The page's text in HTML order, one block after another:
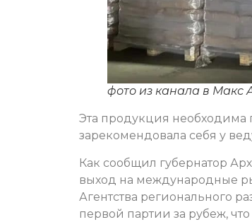
фото из канала в Макс
Эта продукция необходима
зарекомендовала себя у
Как сообщил губернатор
выход на международные
Агентства регионального
первой партии за рубеж,